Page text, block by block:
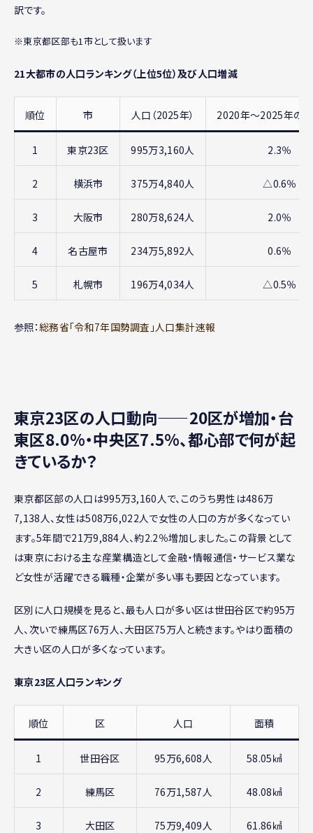
訳です。
※東京都区部も1市として扱います
21大都市の人口ランキング（上位5位）及び人口増減
順位 市 人口（2025年） 2020年〜2025年の
1 東京23区 995万3,160人 2.3％
2 横浜市 375万4,840人 △0.6％
3 大阪市 280万8,624人 2.0％
4 名古屋市 234万5,892人 0.6％
5 札幌市 196万4,034人 △0.5％
参照：総務省「令和7年国勢調査」人口集計速報
東京23区の人口動向——20区が増加・台
東区8.0%・中央区7.5%、都心部で何が起
きているか？
東京都区部の人口は995万3,160人で、このうち男性は486万
7,138人、女性は508万6,022人で女性の人口の方が多くなってい
ます。5年間で21万9,884人、約2.2％増加しました。この背景として
は東京における主な産業構造として金融・情報通信・サービス業な
ど女性が活躍できる職種・企業が多い事も要因となっています。
区別に人口規模を見ると、最も人口が多い区は世田谷区で約95万
人、次いで練馬区76万人、大田区75万人と続きます。やはり面積の
大きい区の人口が多くなっています。
東京23区人口ランキング
順位 区 人口 面積
1 世田谷区 95万6,608人 58.05㎢
2 練馬区 76万1,587人 48.08㎢
3 大田区 75万9,409人 61.86㎢